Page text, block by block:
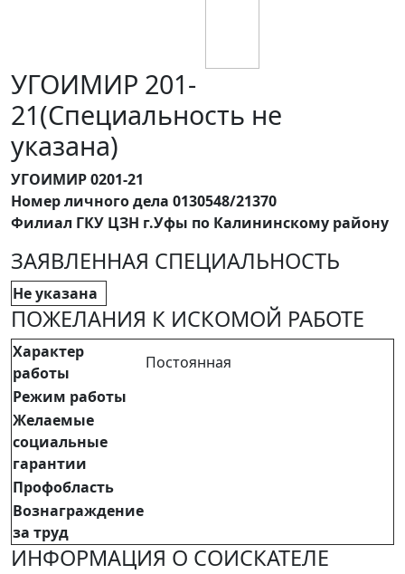
УГОИМИР 201-
21(Специальность не
указана)
УГОИМИР 0201-21
Номер личного дела 0130548/21370
Филиал ГКУ ЦЗН г.Уфы по Калининскому району
ЗАЯВЛЕННАЯ СПЕЦИАЛЬНОСТЬ
Не указана
ПОЖЕЛАНИЯ К ИСКОМОЙ РАБОТЕ
Характер
работы
Постоянная
Режим работы
Желаемые
социальные
гарантии
Профобласть
Вознаграждение
за труд
ИНФОРМАЦИЯ О СОИСКАТЕЛЕ